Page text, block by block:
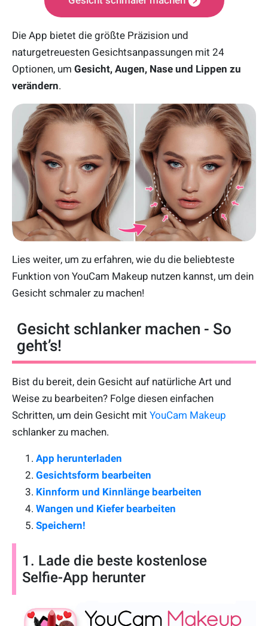
Die App bietet die größte Präzision und
naturgetreuesten Gesichtsanpassungen mit 24
Optionen, um Gesicht, Augen, Nase und Lippen zu
verändern.
Lies weiter, um zu erfahren, wie du die beliebteste
Funktion von YouCam Makeup nutzen kannst, um dein
Gesicht schmaler zu machen!
Gesicht schlanker machen - So
geht’s!
Bist du bereit, dein Gesicht auf natürliche Art und
Weise zu bearbeiten? Folge diesen einfachen
Schritten, um dein Gesicht mit YouCam Makeup
schlanker zu machen.
App herunterladen
Gesichtsform bearbeiten
Kinnform und Kinnlänge bearbeiten
Wangen und Kiefer bearbeiten
Speichern!
1. Lade die beste kostenlose
Selfie-App herunter